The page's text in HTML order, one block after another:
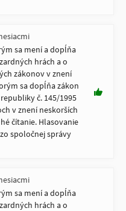
sa mení a dopĺňa
hrách a o
zákonov v znení
sa dopĺňa zákon
č. 145/1995
v znení neskorších
čítanie. Hlasovanie
spoločnej správy
sa mení a dopĺňa
hrách a o